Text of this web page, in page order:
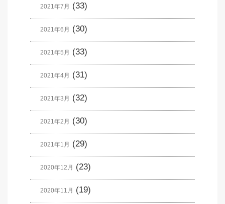
2021年7月 (33)
2021年6月 (30)
2021年5月 (33)
2021年4月 (31)
2021年3月 (32)
2021年2月 (30)
2021年1月 (29)
2020年12月 (23)
2020年11月 (19)